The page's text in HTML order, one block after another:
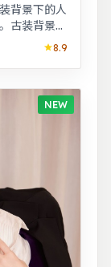
背景下的人
古装背景下
重。
8.9
NEW